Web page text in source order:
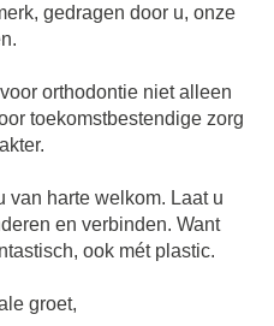
gedragen door u, onze
orthodontie niet alleen
toekomstbestendige zorg
van harte welkom. Laat u
en verbinden. Want
ook mét plastic.
groet,